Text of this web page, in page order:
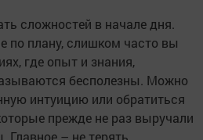
сложностей в начале дня.
по плану, слишком часто вы
где опыт и знания,
бесполезны. Можно
интуицию или обратиться
прежде не раз выручали
– не терять